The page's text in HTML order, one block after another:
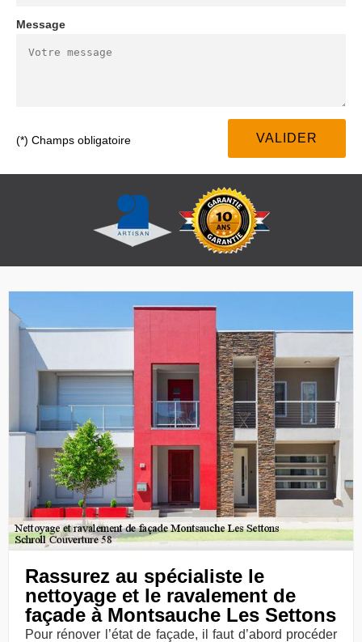
Message
(*) Champs obligatoire
Rassurez au spécialiste le
nettoyage et le ravalement de
façade à Montsauche Les Settons
Pour rénover l’état de façade, il faut d’abord procéder